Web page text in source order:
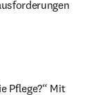
Pflege?“ Mit